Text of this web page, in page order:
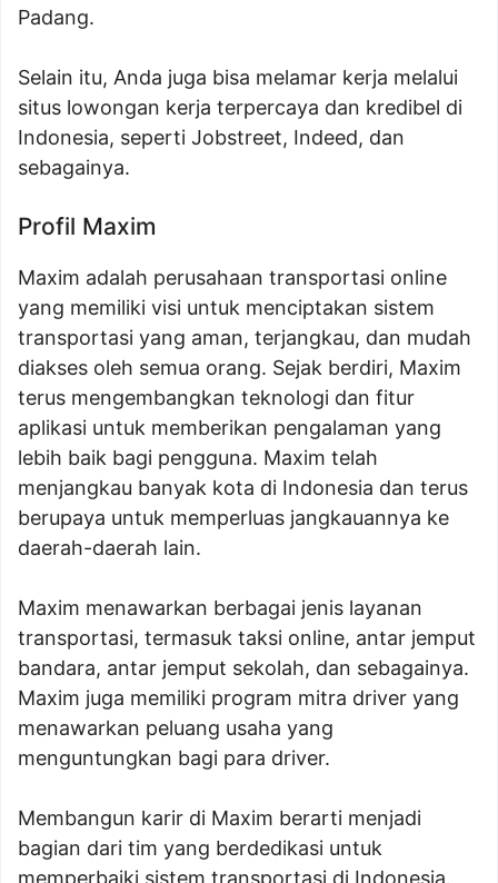
Padang.
Selain itu, Anda juga bisa melamar kerja melalui
situs lowongan kerja terpercaya dan kredibel di
Indonesia, seperti Jobstreet, Indeed, dan
sebagainya.
Profil Maxim
Maxim adalah perusahaan transportasi online
yang memiliki visi untuk menciptakan sistem
transportasi yang aman, terjangkau, dan mudah
diakses oleh semua orang. Sejak berdiri, Maxim
terus mengembangkan teknologi dan fitur
aplikasi untuk memberikan pengalaman yang
lebih baik bagi pengguna. Maxim telah
menjangkau banyak kota di Indonesia dan terus
berupaya untuk memperluas jangkauannya ke
daerah-daerah lain.
Maxim menawarkan berbagai jenis layanan
transportasi, termasuk taksi online, antar jemput
bandara, antar jemput sekolah, dan sebagainya.
Maxim juga memiliki program mitra driver yang
menawarkan peluang usaha yang
menguntungkan bagi para driver.
Membangun karir di Maxim berarti menjadi
bagian dari tim yang berdedikasi untuk
memperbaiki sistem transportasi di Indonesia.